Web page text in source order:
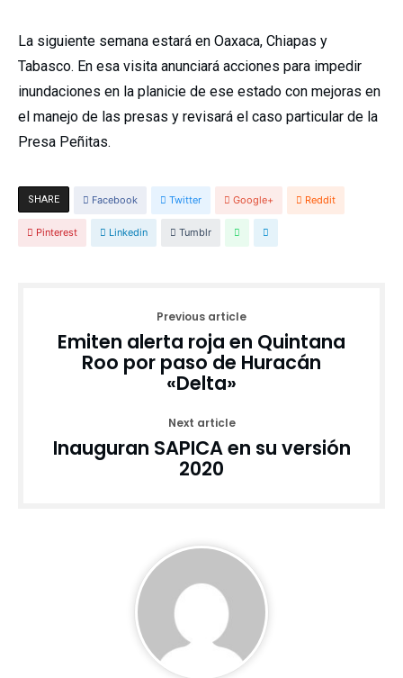
La siguiente semana estará en Oaxaca, Chiapas y
Tabasco. En esa visita anunciará acciones para impedir
inundaciones en la planicie de ese estado con mejoras en
el manejo de las presas y revisará el caso particular de la
Presa Peñitas.
SHARE Facebook Twitter Google+ Reddit
Pinterest Linkedin Tumblr
Previous article
Emiten alerta roja en Quintana
Roo por paso de Huracán
«Delta»
Next article
Inauguran SAPICA en su versión
2020